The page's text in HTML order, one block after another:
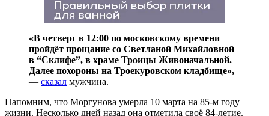
«В четверг в 12:00 по московскому времени
пройдёт прощание со Светланой Михайловной
в “Склифе”, в храме Троицы Живоначальной.
Далее похороны на Троекуровском кладбище»,
— сказал мужчина.
Напомним, что Моргунова умерла 10 марта на 85-м году
жизни. Несколько дней назад она отметила своё 84-летие.